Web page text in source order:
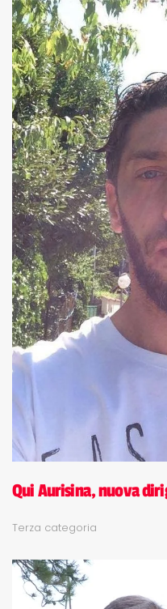
Qui Aurisina, nuova
Terza categoria